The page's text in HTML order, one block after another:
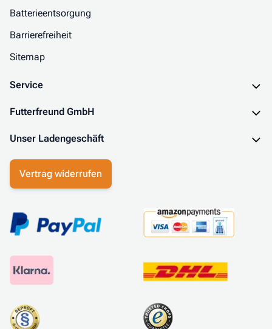
Batterieentsorgung
Barrierefreiheit
Sitemap
Service
Futterfreund GmbH
Unser Ladengeschäft
Vertrag widerrufen